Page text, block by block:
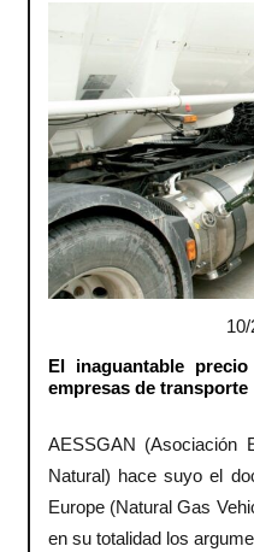
El inaguantable
empresas de transporte
AESSGAN (Asociación
Natural) hace suyo el
Europe (Natural Gas
en su totalidad los